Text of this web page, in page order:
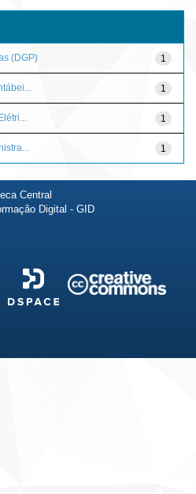
1
(DGP)
1
1
1
Central
Digital - GID